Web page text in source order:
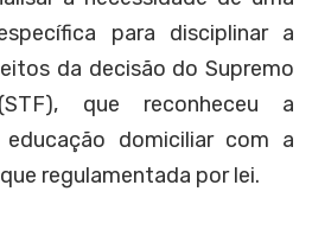
para disciplinar a
da decisão do Supremo
que reconheceu a
domiciliar com a
regulamentada por lei.